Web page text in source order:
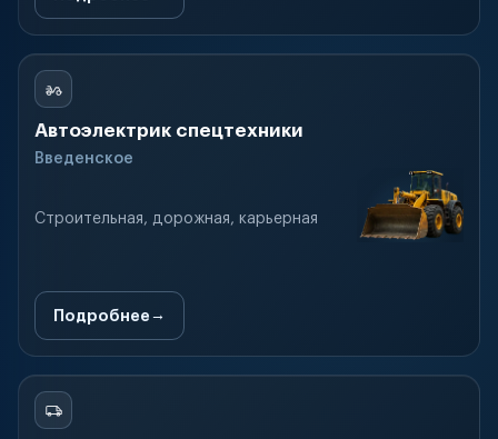
Автоэлектрик спецтехники
Введенское
Строительная, дорожная, карьерная
Подробнее